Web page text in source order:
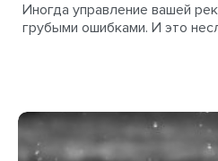
Иногда управление вашей
грубыми ошибками. И это